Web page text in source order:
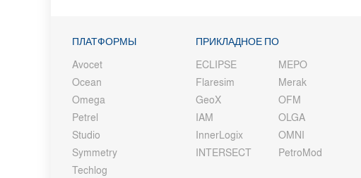
ПЛАТФОРМЫ
Avocet
Ocean
Omega
Petrel
Studio
Symmetry
Techlog
ПРИКЛАДНОЕ ПО
ECLIPSE
Flaresim
GeoX
IAM
InnerLogix
INTERSECT
MEPO
Merak
OFM
OLGA
OMNI
PetroMod